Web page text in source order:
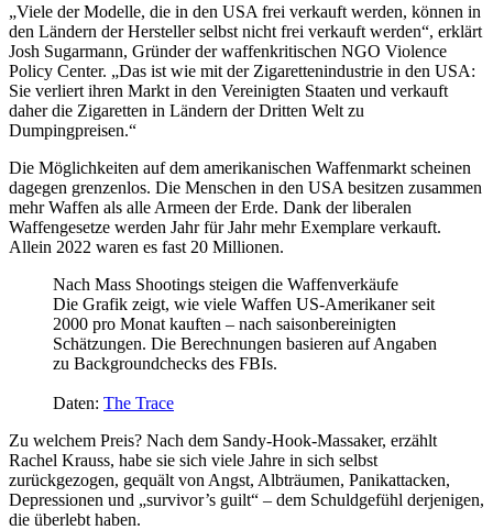
„Viele der Modelle, die in den USA frei verkauft werden, können in
den Ländern der Hersteller selbst nicht frei verkauft werden“, erklärt
Josh Sugarmann, Gründer der waffenkritischen NGO Violence
Policy Center. „Das ist wie mit der Zigarettenindustrie in den USA:
Sie verliert ihren Markt in den Vereinigten Staaten und verkauft
daher die Zigaretten in Ländern der Dritten Welt zu
Dumpingpreisen.“
Die Möglichkeiten auf dem amerikanischen Waffenmarkt scheinen
dagegen grenzenlos. Die Menschen in den USA besitzen zusammen
mehr Waffen als alle Armeen der Erde. Dank der liberalen
Waffengesetze werden Jahr für Jahr mehr Exemplare verkauft.
Allein 2022 waren es fast 20 Millionen.
Nach Mass Shootings steigen die Waffenverkäufe
Die Grafik zeigt, wie viele Waffen US-Amerikaner seit
2000 pro Monat kauften – nach saisonbereinigten
Schätzungen. Die Berechnungen basieren auf Angaben
zu Backgroundchecks des FBIs.
Daten: The Trace
Zu welchem Preis? Nach dem Sandy-Hook-Massaker, erzählt
Rachel Krauss, habe sie sich viele Jahre in sich selbst
zurückgezogen, gequält von Angst, Albträumen, Panikattacken,
Depressionen und „survivor’s guilt“ – dem Schuldgefühl derjenigen,
die überlebt haben.